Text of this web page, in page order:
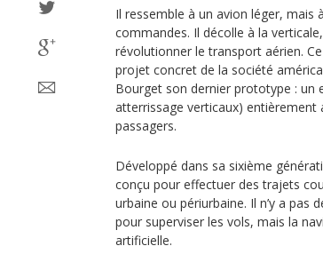
Il ressemble à un avion léger, mais
commandes. Il décolle à la
révolutionner le transport aérien.
projet concret de la société
Bourget son dernier prototype : un
atterrissage verticaux) entièrement
passagers.
Développé dans sa sixième
conçu pour effectuer des trajets
urbaine ou périurbaine. Il n’y a pas
pour superviser les vols, mais la
artificielle.